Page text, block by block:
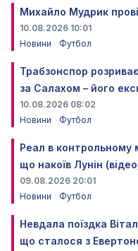
Михайло Мудрик
10.08.2026 10:01
Новини
Футбол
Трабзонспор
за Салахом – його
10.08.2026 08:02
Новини
Футбол
Реал в контрольному
що накоїв Лунін
09.08.2026 20:01
Новини
Футбол
Невдала поїздка
що сталося з